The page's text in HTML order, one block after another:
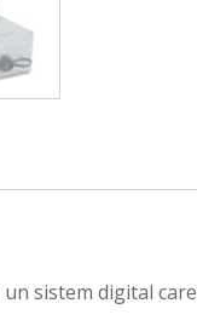
un sistem digital